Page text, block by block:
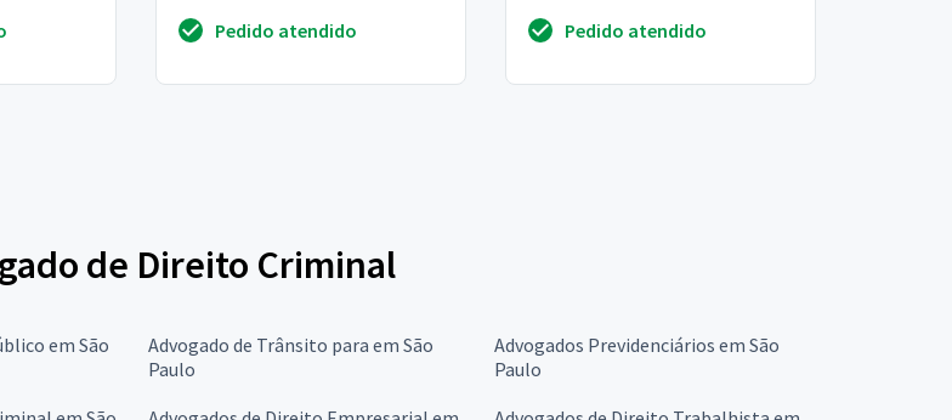
chamada a...
Pedido atendido
não tiveram informaçõe...
Pedido atendido
de Direito Criminal
em São
Advogado de Trânsito para em São
Paulo
Advogados Previdenciários em São
Paulo